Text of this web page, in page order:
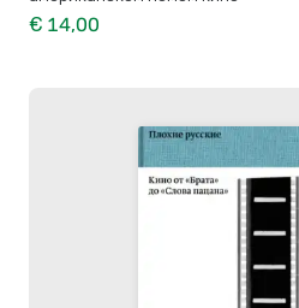
€ 14,00